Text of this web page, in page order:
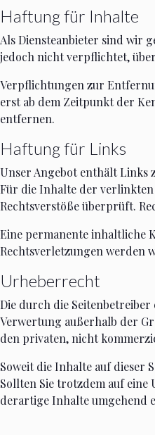
Haftung für Inhalte
Als Diensteanbieter sind wir
jedoch nicht verpflichtet,
Verpflichtungen zur
erst ab dem Zeitpunkt der
entfernen.
Haftung für Links
Unser Angebot enthält Links
Für die Inhalte der
Rechtsverstöße überprüft.
Eine permanente inhaltliche
Rechtsverletzungen werden
Urheberrecht
Die durch die
Verwertung außerhalb der
den privaten, nicht
Soweit die Inhalte auf dieser
Sollten Sie trotzdem auf
derartige Inhalte umgehend